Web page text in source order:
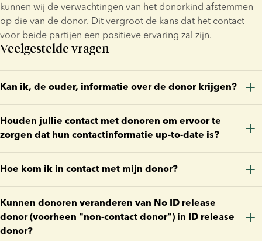
kunnen wij de verwachtingen van het donorkind afstemmen
op die van de donor. Dit vergroot de kans dat het contact
voor beide partijen een positieve ervaring zal zijn.
Veelgestelde vragen
Kan ik, de ouder, informatie over de donor krijgen?
Gewoonlijk kan alleen het donorkind de identiteit van de
donor te weten komen. De nationale wetgeving regelt echter
de vrijgave van donorinformatie, dus uw toegang tot
Raadpleeg het bovenstaande gedeelte over
identiteitsgegevens voor bijzonderheden. U kunt ook contact
met ons opnemen voor meer informatie over wat in uw land
van toepassing is.
Houden jullie contact met donoren om ervoor te
zorgen dat hun contactinformatie up-to-date is?
Een groot aantal van onze niet-actieve donoren neemt
contact met ons op wanneer zij een update van hun medische
gelanceerd om regelmatig contact te hebben met donoren.
Hoe kom ik in contact met mijn donor?
Als u verwekt bent met sperma van een ID release donor, dan
kunt u contact met ons opnemen als u contact met uw donor
wilt. Zodra wij uw verzoek hebben ontvangen, nemen wij
Kunnen donoren veranderen van No ID release
donor (voorheen "non-contact donor") in ID release
donor?